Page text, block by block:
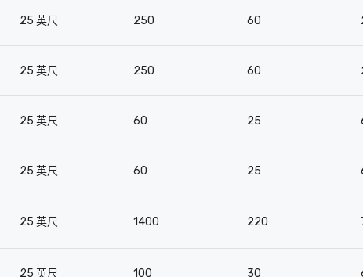
25 英尺 250 60
25 英尺 250 60
25 英尺 60 25
25 英尺 60 25
25 英尺 1400 220
25 英尺 100 30